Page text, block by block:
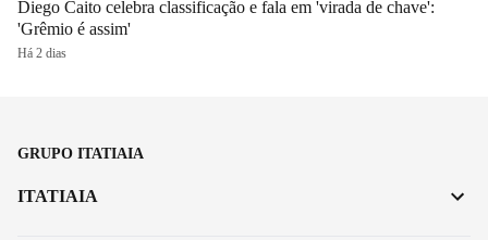
Diego Caito celebra classificação e fala em 'virada de chave':
'Grêmio é assim'
Há 2 dias
GRUPO ITATIAIA
ITATIAIA